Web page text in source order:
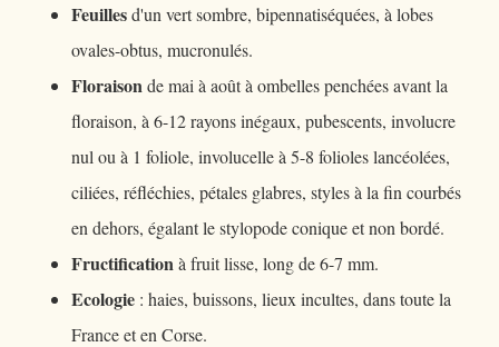
Feuillesd'un vert sombre, bipennatiséquées, à lobes
ovales-obtus, mucronulés.
Floraisonde mai à août à ombelles penchées avant la
floraison, à 6-12 rayons inégaux, pubescents, involucre
nul ou à 1 foliole, involucelle à 5-8 folioles lancéolées,
ciliées, réfléchies, pétales glabres, styles à la fin courbés
en dehors, égalant le stylopode conique et non bordé.
Fructificationà fruit lisse, long de 6-7 mm.
Ecologie : haies, buissons, lieux incultes, dans toute la
France et en Corse.